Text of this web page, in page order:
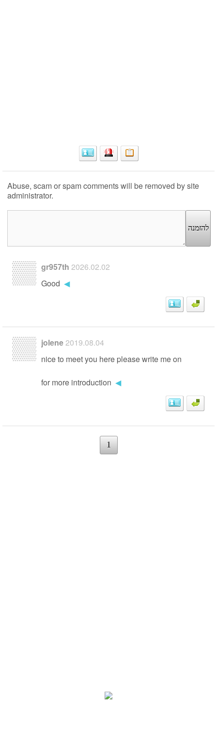
Abuse, scam or spam comments will be removed by site
administrator.
להזמנה
gr957th 2026.02.02
Good ◀
jolene2019.08.04
nice to meet you here please write me on
for more introduction ◀
1